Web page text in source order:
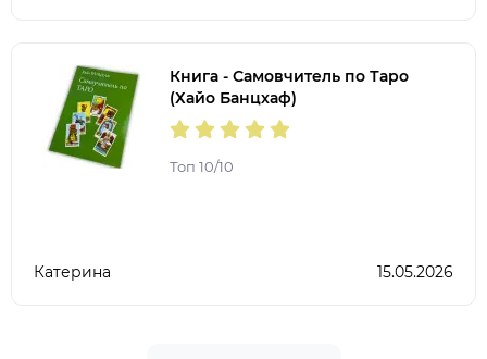
Книга - Самовчитель по Таро
(Хайо Банцхаф)
Топ 10/10
Катерина 15.05.2026